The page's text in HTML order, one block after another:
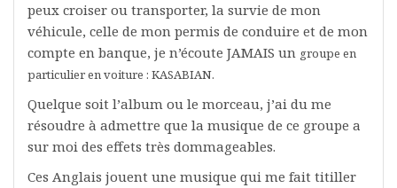
peux croiser ou transporter, la survie de mon
véhicule, celle de mon permis de conduire et de mon
compte en banque, je n’écoute JAMAIS un groupe en
particulier en voiture : KASABIAN.
Quelque soit l’album ou le morceau, j’ai du me
résoudre à admettre que la musique de ce groupe a
sur moi des effets très dommageables.
Ces Anglais jouent une musique qui me fait titiller